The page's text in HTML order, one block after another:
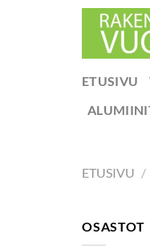
ETUSIVU
ETUSIVU /
OSASTOT